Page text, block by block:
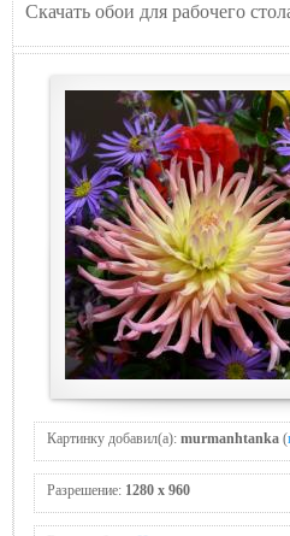
Скачать обои для рабочего
Картинку добавил(а): murmanhtanka (
Разрешение: 1280 x 960